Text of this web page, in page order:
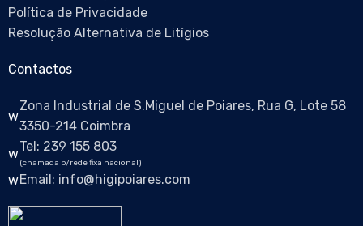
Política de Privacidade
Resolução Alternativa de Litígios
Contactos
Zona Industrial de S.Miguel de Poiares, Rua G, Lote 58
3350-214 Coimbra
Tel: 239 155 803
(chamada p/rede fixa nacional)
Email: info@higipoiares.com